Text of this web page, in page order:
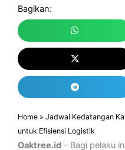
Bagikan:
Home » Jadwal Kedatangan
untuk Efisiensi Logistik
Oaktree.id – Bagi pelaku